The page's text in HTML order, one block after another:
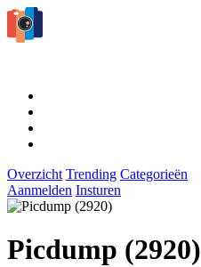
Overzicht Trending Categorieën
Aanmelden Insturen
Picdump (2920)